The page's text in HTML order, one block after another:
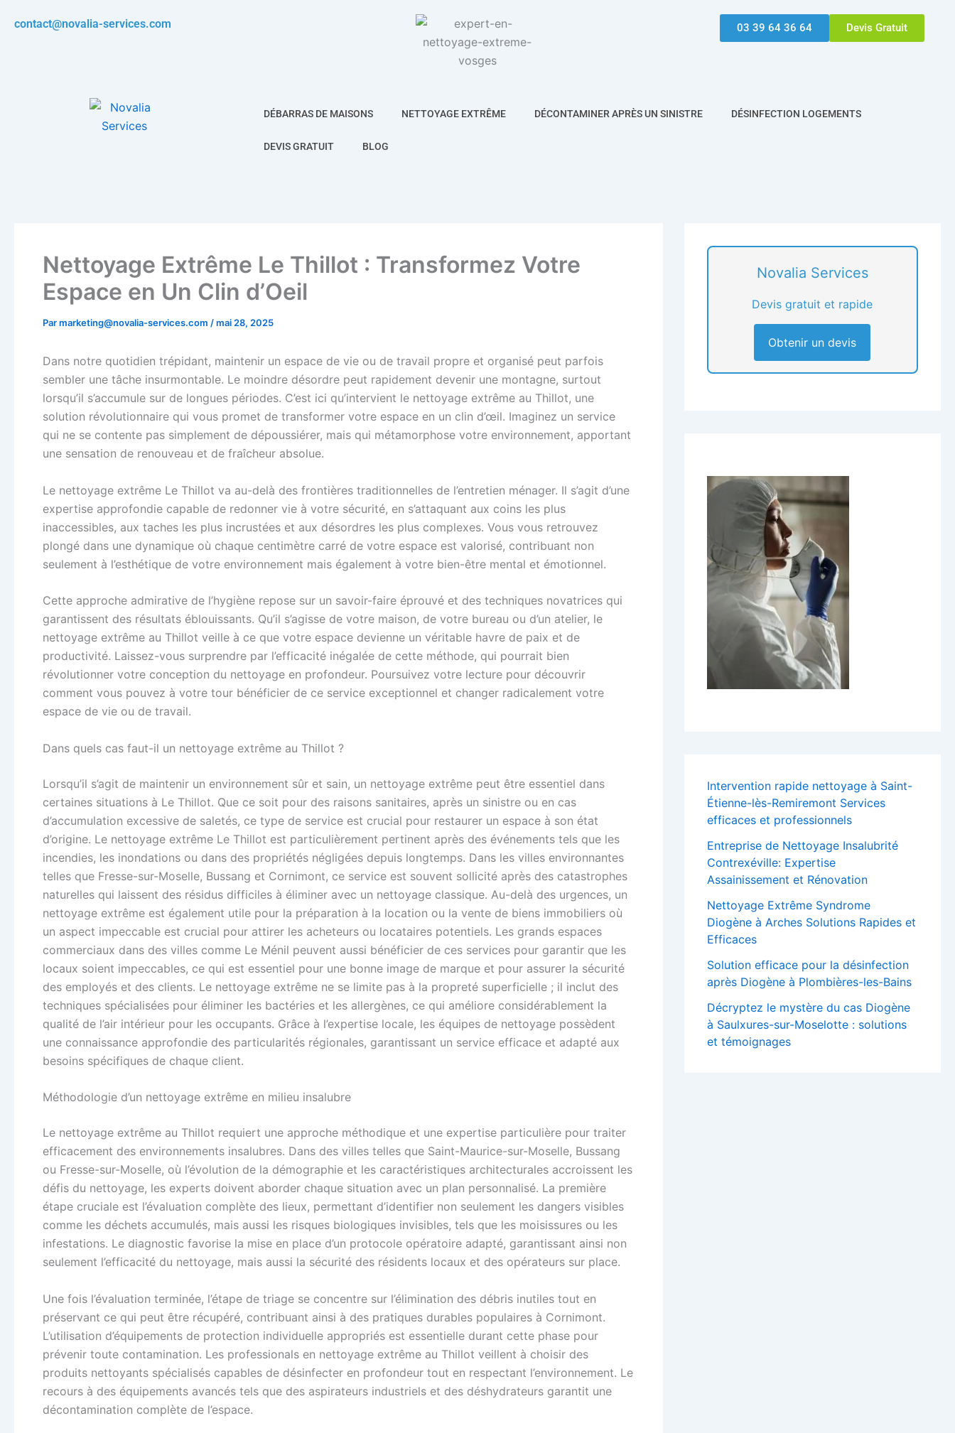
contact@novalia-services.com 03 39 64 36 64 Devis Gratuit
DÉBARRAS DE MAISONS NETTOYAGE EXTRÊME DÉCONTAMINER APRÈS UN SINISTRE DÉSINFECTION LOGEMENTS
DEVIS GRATUIT BLOG
Nettoyage Extrême Le Thillot : Transformez Votre
Espace en Un Clin d’Oeil
Parmarketing@novalia-services.com /mai 28, 2025
Dans notre quotidien trépidant, maintenir un espace de vie ou de travail propre et organisé peut parfois
sembler une tâche insurmontable. Le moindre désordre peut rapidement devenir une montagne, surtout
lorsqu’il s’accumule sur de longues périodes. C’est ici qu’intervient le nettoyage extrême au Thillot, une
solution révolutionnaire qui vous promet de transformer votre espace en un clin d’œil. Imaginez un service
qui ne se contente pas simplement de dépoussiérer, mais qui métamorphose votre environnement, apportant
une sensation de renouveau et de fraîcheur absolue.
Le nettoyage extrême Le Thillot va au-delà des frontières traditionnelles de l’entretien ménager. Il s’agit d’une
expertise approfondie capable de redonner vie à votre sécurité, en s’attaquant aux coins les plus
inaccessibles, aux taches les plus incrustées et aux désordres les plus complexes. Vous vous retrouvez
plongé dans une dynamique où chaque centimètre carré de votre espace est valorisé, contribuant non
seulement à l’esthétique de votre environnement mais également à votre bien-être mental et émotionnel.
Cette approche admirative de l’hygiène repose sur un savoir-faire éprouvé et des techniques novatrices qui
garantissent des résultats éblouissants. Qu’il s’agisse de votre maison, de votre bureau ou d’un atelier, le
nettoyage extrême au Thillot veille à ce que votre espace devienne un véritable havre de paix et de
productivité. Laissez-vous surprendre par l’efficacité inégalée de cette méthode, qui pourrait bien
révolutionner votre conception du nettoyage en profondeur. Poursuivez votre lecture pour découvrir
comment vous pouvez à votre tour bénéficier de ce service exceptionnel et changer radicalement votre
espace de vie ou de travail.
Dans quels cas faut-il un nettoyage extrême au Thillot ?
Lorsqu’il s’agit de maintenir un environnement sûr et sain, un nettoyage extrême peut être essentiel dans
certaines situations à Le Thillot. Que ce soit pour des raisons sanitaires, après un sinistre ou en cas
d’accumulation excessive de saletés, ce type de service est crucial pour restaurer un espace à son état
d’origine. Le nettoyage extrême Le Thillot est particulièrement pertinent après des événements tels que les
incendies, les inondations ou dans des propriétés négligées depuis longtemps. Dans les villes environnantes
telles que Fresse-sur-Moselle, Bussang et Cornimont, ce service est souvent sollicité après des catastrophes
naturelles qui laissent des résidus difficiles à éliminer avec un nettoyage classique. Au-delà des urgences, un
nettoyage extrême est également utile pour la préparation à la location ou la vente de biens immobiliers où
un aspect impeccable est crucial pour attirer les acheteurs ou locataires potentiels. Les grands espaces
commerciaux dans des villes comme Le Ménil peuvent aussi bénéficier de ces services pour garantir que les
locaux soient impeccables, ce qui est essentiel pour une bonne image de marque et pour assurer la sécurité
des employés et des clients. Le nettoyage extrême ne se limite pas à la propreté superficielle ; il inclut des
techniques spécialisées pour éliminer les bactéries et les allergènes, ce qui améliore considérablement la
qualité de l’air intérieur pour les occupants. Grâce à l’expertise locale, les équipes de nettoyage possèdent
une connaissance approfondie des particularités régionales, garantissant un service efficace et adapté aux
besoins spécifiques de chaque client.
Méthodologie d’un nettoyage extrême en milieu insalubre
Le nettoyage extrême au Thillot requiert une approche méthodique et une expertise particulière pour traiter
efficacement des environnements insalubres. Dans des villes telles que Saint-Maurice-sur-Moselle, Bussang
ou Fresse-sur-Moselle, où l’évolution de la démographie et les caractéristiques architecturales accroissent les
défis du nettoyage, les experts doivent aborder chaque situation avec un plan personnalisé. La première
étape cruciale est l’évaluation complète des lieux, permettant d’identifier non seulement les dangers visibles
comme les déchets accumulés, mais aussi les risques biologiques invisibles, tels que les moisissures ou les
infestations. Le diagnostic favorise la mise en place d’un protocole opératoire adapté, garantissant ainsi non
seulement l’efficacité du nettoyage, mais aussi la sécurité des résidents locaux et des opérateurs sur place.
Une fois l’évaluation terminée, l’étape de triage se concentre sur l’élimination des débris inutiles tout en
préservant ce qui peut être récupéré, contribuant ainsi à des pratiques durables populaires à Cornimont.
L’utilisation d’équipements de protection individuelle appropriés est essentielle durant cette phase pour
prévenir toute contamination. Les professionals en nettoyage extrême au Thillot veillent à choisir des
produits nettoyants spécialisés capables de désinfecter en profondeur tout en respectant l’environnement. Le
recours à des équipements avancés tels que des aspirateurs industriels et des déshydrateurs garantit une
décontamination complète de l’espace.
Novalia Services
Devis gratuit et rapide
Obtenir un devis
Intervention rapide nettoyage à Saint-
Étienne-lès-Remiremont Services
efficaces et professionnels
Entreprise de Nettoyage Insalubrité
Contrexéville: Expertise
Assainissement et Rénovation
Nettoyage Extrême Syndrome
Diogène à Arches Solutions Rapides et
Efficaces
Solution efficace pour la désinfection
après Diogène à Plombières-les-Bains
Décryptez le mystère du cas Diogène
à Saulxures-sur-Moselotte : solutions
et témoignages